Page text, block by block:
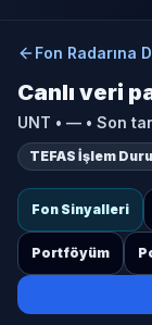
Fon Radarına
Canlı veri
UNT • — • Son
TEFAS İşlem
Fon Sinyalleri
Portföyüm